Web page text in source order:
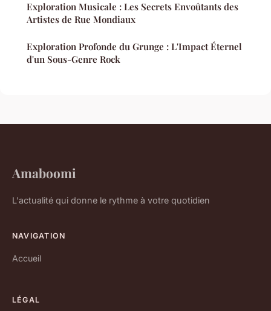
Exploration Musicale : Les Secrets Envoûtants des
Artistes de Rue Mondiaux
Exploration Profonde du Grunge : L'Impact Éternel
d'un Sous-Genre Rock
Amaboomi
L'actualité qui donne le rythme à votre quotidien
NAVIGATION
Accueil
LÉGAL